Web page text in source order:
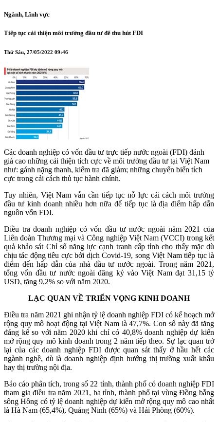
Ngành, Lĩnh vực
Tiếp tục cải thiện môi trường đầu tư để thu hút FDI
Thứ Sáu, 27/05/2022 09:46
Các doanh nghiệp có vốn đầu tư trực tiếp nước ngoài (FDI) đánh
giá cao những cải thiện tích cực về môi trường đầu tư tại Việt Nam
như: gánh nặng thanh, kiểm tra đã giảm; những chuyển biến tích
cực trong cải cách thủ tục hành chính.
Tuy nhiên, Việt Nam vẫn cần tiếp tục nỗ lực cải cách môi trường
đầu tư kinh doanh nhiều hơn nữa để tiếp tục là địa điểm hấp dẫn
nguồn vốn FDI.
Điều tra doanh nghiệp có vốn đầu tư nước ngoài năm 2021 của
Liên đoàn Thương mại và Công nghiệp Việt Nam (VCCI) trong kết
quả khảo sát Chỉ số năng lực cạnh tranh cấp tỉnh cho thấy mặc dù
chịu tác động tiêu cực bởi dịch Covid-19, song Việt Nam tiếp tục là
điểm đến hấp dẫn của nhà đầu tư nước ngoài. Trong năm 2021,
tổng vốn đầu tư nước ngoài đăng ký vào Việt Nam đạt 31,15 tỷ
USD, tăng 9,2% so với năm 2020.
LẠC QUAN VỀ TRIỂN VỌNG KINH DOANH
Điều tra năm 2021 ghi nhận tỷ lệ doanh nghiệp FDI có kế hoạch mở
rộng quy mô hoạt động tại Việt Nam là 47,7%. Con số này đã tăng
đáng kể so với năm 2020 khi chỉ có 40,8% doanh nghiệp dự kiến
mở rộng quy mô kinh doanh trong 2 năm tiếp theo. Sự lạc quan trở
lại của các doanh nghiệp FDI được quan sát thấy ở hầu hết các
ngành nghề, dù là doanh nghiệp định hướng thị trường xuất khẩu
hay thị trường nội địa.
Báo cáo phân tích, trong số 22 tỉnh, thành phố có doanh nghiệp FDI
tham gia điều tra năm 2021, ba tỉnh, thành phố tại vùng Đồng bằng
sông Hồng có tỷ lệ doanh nghiệp dự kiến mở rộng quy mô cao nhất
là Hà Nam (65,4%), Quảng Ninh (65%) và Hải Phòng (60%).